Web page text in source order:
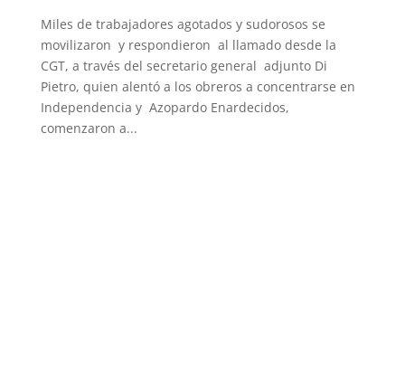
Miles de trabajadores agotados y sudorosos se
movilizaron y respondieron al llamado desde la
CGT, a través del secretario general adjunto Di
Pietro, quien alentó a los obreros a concentrarse en
Independencia y Azopardo Enardecidos,
comenzaron a...